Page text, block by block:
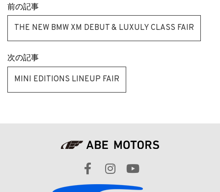
前の記事
THE NEW BMW XM DEBUT & LUXULY CLASS FAIR
次の記事
MINI EDITIONS LINEUP FAIR